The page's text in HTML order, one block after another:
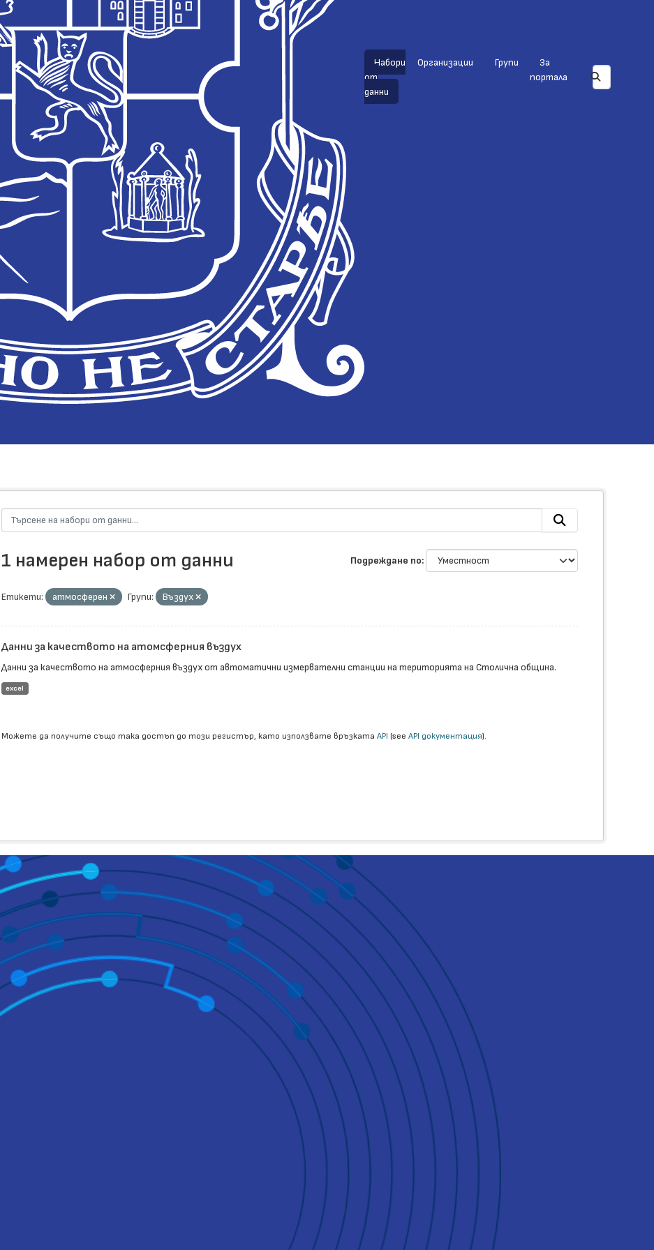
Набори
от
данни
Организации Групи
За
портала
Подреждане по
1 намерен набор от данни
Етикети: атмосферен Групи: Въздух
Данни за качеството на атомсферния въздух
Данни за качеството на атмосферния въздух от автоматични измервателни станции на територията на Столична община.
еxcel
Можете да получите също така достъп до този регистър, като използвате връзката API (see API документация).